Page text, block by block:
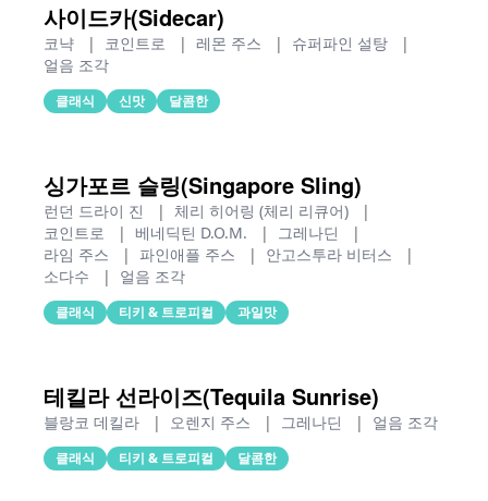
사이드카(Sidecar)
코냑 | 코인트로 | 레몬 주스 | 슈퍼파인 설탕
|
얼음 조각
클래식 신맛 달콤한
싱가포르 슬링(Singapore Sling)
런던 드라이 진 | 체리 히어링 (체리 리큐어)
|
코인트로
| 베네딕틴 D.O.M. | 그레나딘
|
라임 주스
| 파인애플 주스 | 안고스투라 비터스
|
소다수
| 얼음 조각
클래식 티키 & 트로피컬 과일맛
테킬라 선라이즈(Tequila Sunrise)
블랑코 데킬라 | 오렌지 주스 | 그레나딘 | 얼음 조각
클래식 티키 & 트로피컬 달콤한